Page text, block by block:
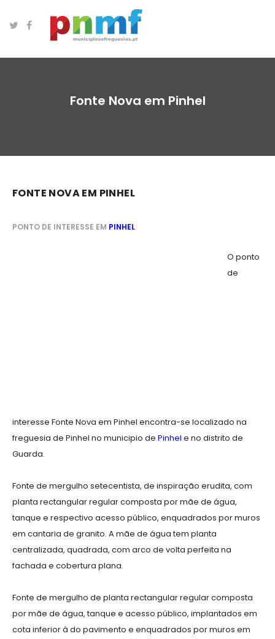
Fonte Nova em Pinhel
FONTE NOVA EM PINHEL
PONTO DE INTERESSE EM PINHEL
O ponto
de
interesse Fonte Nova em Pinhel encontra-se localizado na
freguesia de Pinhel no municipio de Pinhel e no distrito de
Guarda.
Fonte de mergulho setecentista, de inspiração erudita, com
planta rectangular regular composta por mãe de água,
tanque e respectivo acesso público, enquadrados por muros
em cantaria de granito. A mãe de água tem planta
centralizada, quadrada, com arco de volta perfeita na
fachada e cobertura plana.
Fonte de mergulho de planta rectangular regular composta
por mãe de água, tanque e acesso público, implantados em
cota inferior à do pavimento e enquadrados por muros em